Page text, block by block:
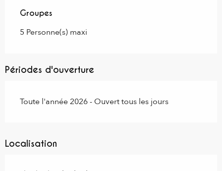
Groupes
Groupes
5 Personne(s) maxi
Périodes d'ouverture
Toute l'année 2026 - Ouvert tous les jours
Localisation